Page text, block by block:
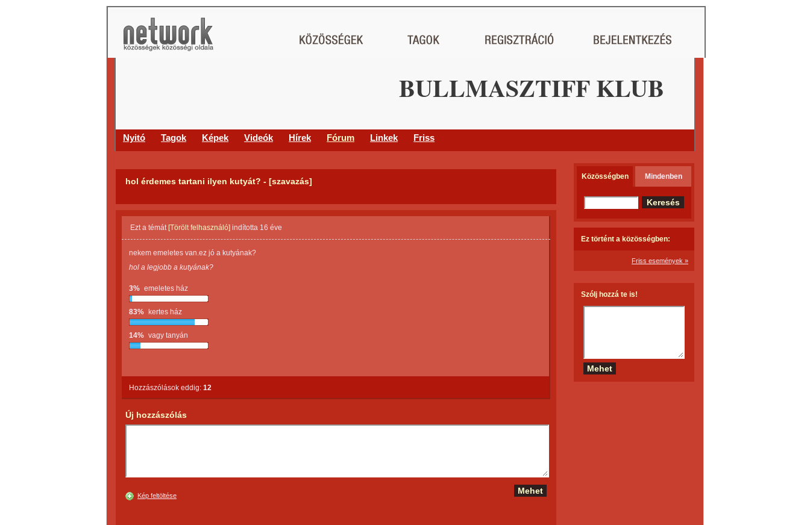
BULLMASZTIFF KLUB
Nyitó Tagok Képek Videók Hírek Fórum Linkek Friss
hol érdemes tartani ilyen kutyát? - [szavazás]
Ezt a témát [Törölt felhasználó] indította 16 éve
nekem emeletes van.ez jó a kutyának?
hol a legjobb a kutyának?
3% emeletes ház
83% kertes ház
14% vagy tanyán
Hozzászólások eddig: 12
Új hozzászólás
Kép feltöltése
Közösségben Mindenben
Ez történt a közösségben:
Friss események »
Szólj hozzá te is!